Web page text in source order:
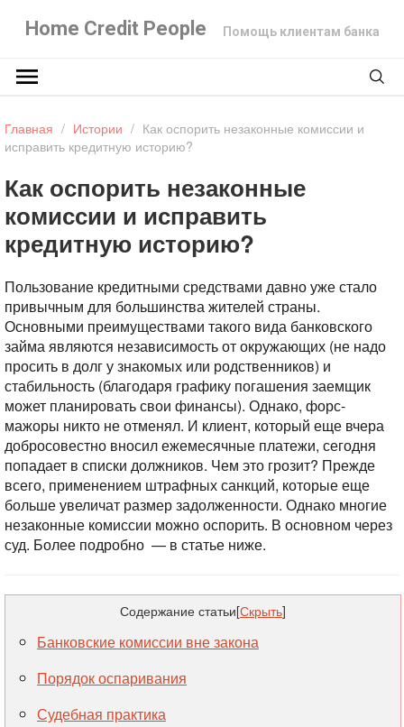
Home Credit People Помощь клиентам банка
Главная / Истории / Как оспорить незаконные комиссии и
исправить кредитную историю?
Как оспорить незаконные
комиссии и исправить
кредитную историю?
Пользование кредитными средствами давно уже стало
привычным для большинства жителей страны.
Основными преимуществами такого вида банковского
займа являются независимость от окружающих (не надо
просить в долг у знакомых или родственников) и
стабильность (благодаря графику погашения заемщик
может планировать свои финансы). Однако, форс-
мажоры никто не отменял. И клиент, который еще вчера
добросовестно вносил ежемесячные платежи, сегодня
попадает в списки должников. Чем это грозит? Прежде
всего, применением штрафных санкций, которые еще
больше увеличат размер задолженности. Однако многие
незаконные комиссии можно оспорить. В основном через
суд. Более подробно — в статье ниже.
Содержание статьи[Скрыть]
Банковские комиссии вне закона
Порядок оспаривания
Судебная практика